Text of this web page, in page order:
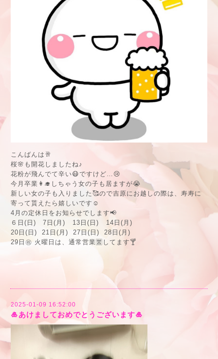
こんばんは🥂
桜🌸も開花しましたね♪
花粉が飛んでて辛い😷ですけど…😢
今月卒業👩‍🎓しちゃう女の子も居ますが😭
新しい女の子も入りました🥰ので吉原にお越しの際は、寿寿に
寄って貰えたら嬉しいです☺️
4月の定休日をお知らせでします📢
６日(日) 7日(月) 13日(日) 14日(月)
20日(日) 21日(月) 27日(日) 28日(月)
29日㊗️ 火曜日は、通常営業🈺してます🍸
2025-01-09 16:52:00
🎍あけましておめでとうございます🎍